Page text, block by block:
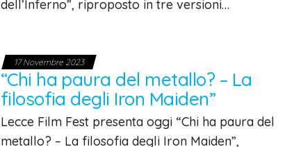
dell’Inferno”, riproposto in tre versioni…
17 Novembre 2023
“Chi ha paura del metallo? – La
filosofia degli Iron Maiden”
Lecce Film Fest presenta oggi “Chi ha paura del
metallo? – La filosofia degli Iron Maiden”,